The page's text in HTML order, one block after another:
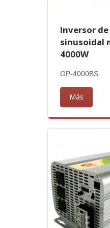
Inversor
sinusoidal
4000W
GP-4000BS
Más